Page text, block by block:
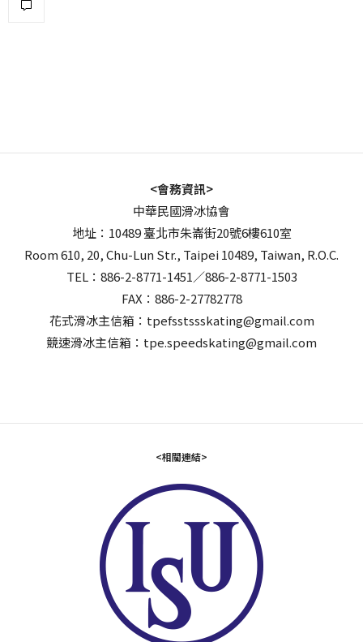
<會務資訊>
中華民國滑冰協會
地址：10489 臺北市朱崙街20號6樓610室
Room 610, 20, Chu-Lun Str., Taipei 10489, Taiwan, R.O.C.
TEL：886-2-8771-1451／886-2-8771-1503
FAX：886-2-27782778
花式滑冰主信箱：tpefsstssskating@gmail.com
競速滑冰主信箱：tpe.speedskating@gmail.com
<相關連結>